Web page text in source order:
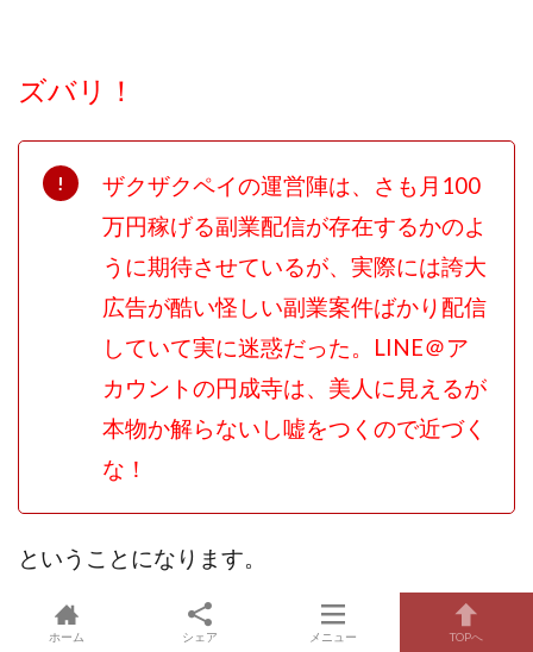
ズバリ！
ザクザクペイの運営陣は、さも月100
万円稼げる副業配信が存在するかのよ
うに期待させているが、実際には誇大
広告が酷い怪しい副業案件ばかり配信
していて実に迷惑だった。LINE＠ア
カウントの円成寺は、美人に見えるが
本物か解らないし嘘をつくので近づく
な！
ということになります。
ホーム シェア メニュー TOPへ